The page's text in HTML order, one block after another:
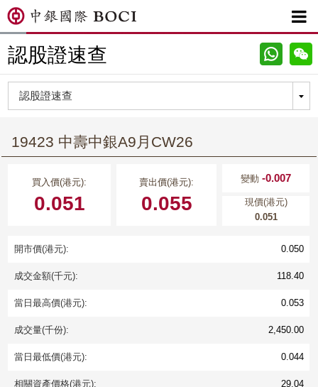

認股證速查
19423 中壽中銀A9月CW26
買入價(港元):
0.051
賣出價(港元):
0.055
變動-0.007
現價(港元)
0.051
開市價(港元): 0.050
成交金額(千元): 118.40
當日最高價(港元): 0.053
成交量(千份): 2,450.00
當日最低價(港元): 0.044
相關資產價格(港元): 29.04